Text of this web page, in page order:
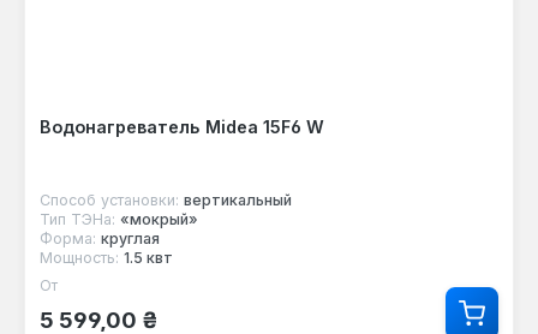
Водонагреватель Midea 15F6 W
Способ установки: вертикальный
Тип ТЭНа: «мокрый»
Форма: круглая
Мощность: 1.5 квт
Обычная цена:
От
5 599,00 ₴